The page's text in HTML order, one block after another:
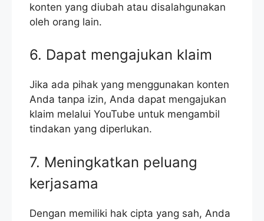
konten yang diubah atau disalahgunakan
oleh orang lain.
6. Dapat mengajukan klaim
Jika ada pihak yang menggunakan konten
Anda tanpa izin, Anda dapat mengajukan
klaim melalui YouTube untuk mengambil
tindakan yang diperlukan.
7. Meningkatkan peluang
kerjasama
Dengan memiliki hak cipta yang sah, Anda